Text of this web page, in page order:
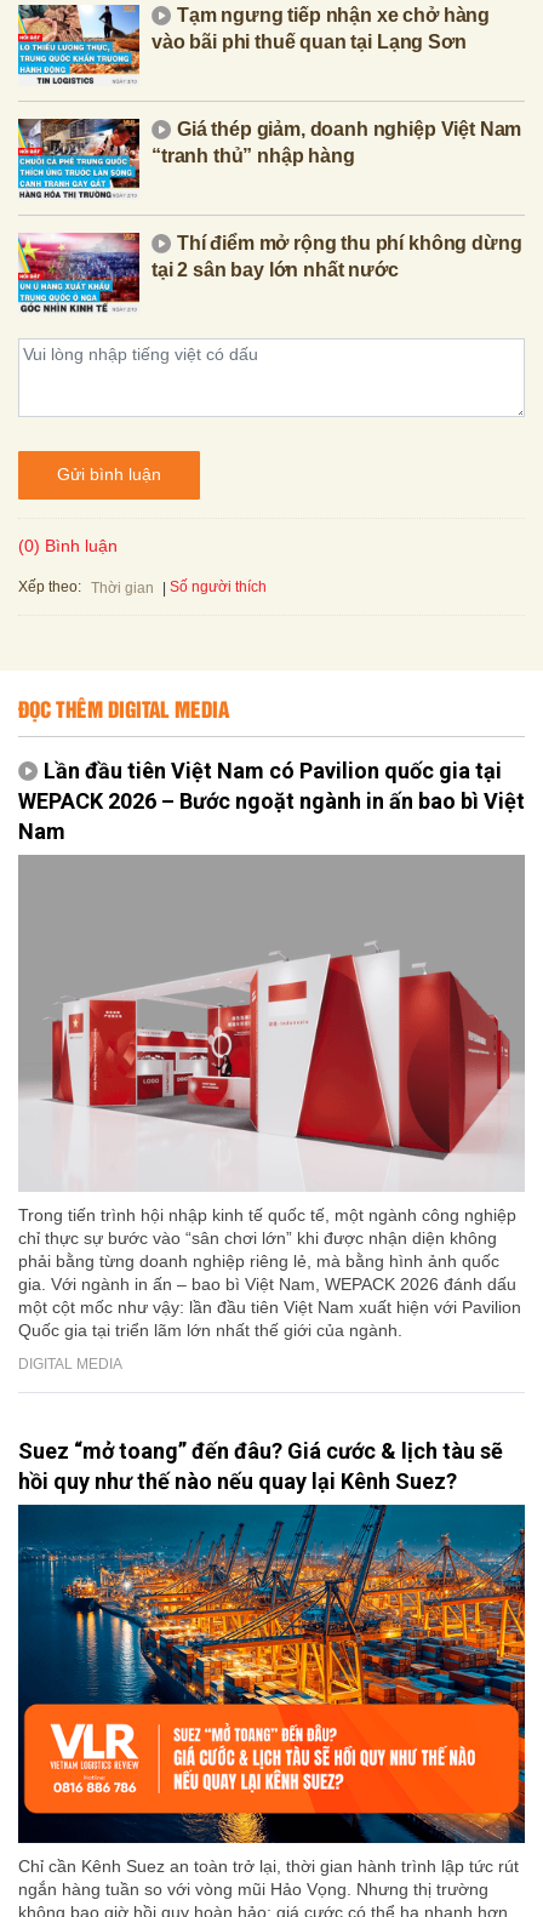
Tạm ngưng tiếp nhận xe chở hàng
vào bãi phi thuế quan tại Lạng Sơn
Giá thép giảm, doanh nghiệp Việt Nam
“tranh thủ” nhập hàng
Thí điểm mở rộng thu phí không dừng
tại 2 sân bay lớn nhất nước
Gửi bình luận
(0) Bình luận
Xếp theo: Thời gian Số người thích
ĐỌC THÊM DIGITAL MEDIA
Lần đầu tiên Việt Nam có Pavilion quốc gia tại
WEPACK 2026 – Bước ngoặt ngành in ấn bao bì Việt
Nam
Trong tiến trình hội nhập kinh tế quốc tế, một ngành công nghiệp
chỉ thực sự bước vào “sân chơi lớn” khi được nhận diện không
phải bằng từng doanh nghiệp riêng lẻ, mà bằng hình ảnh quốc
gia. Với ngành in ấn – bao bì Việt Nam, WEPACK 2026 đánh dấu
một cột mốc như vậy: lần đầu tiên Việt Nam xuất hiện với Pavilion
Quốc gia tại triển lãm lớn nhất thế giới của ngành.
DIGITAL MEDIA
Suez “mở toang” đến đâu? Giá cước & lịch tàu sẽ
hồi quy như thế nào nếu quay lại Kênh Suez?
Chỉ cần Kênh Suez an toàn trở lại, thời gian hành trình lập tức rút
ngắn hàng tuần so với vòng mũi Hảo Vọng. Nhưng thị trường
không bao giờ hồi quy hoàn hảo: giá cước có thể hạ nhanh hơn